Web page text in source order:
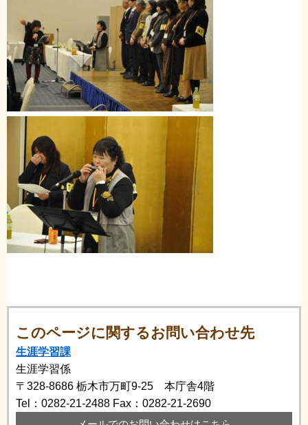
このページに関するお問い合わせ先
生涯学習課
生涯学習係
〒328-8686 栃木市万町9-25 本庁舎4階
Tel：0282-21-2488 Fax：0282-21-2690